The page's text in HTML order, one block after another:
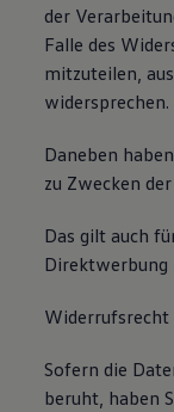
der
Falle des
mitzuteilen,
widersprechen.
Daneben
zu Zwecken
Das gilt auch
Direktwerbung
Widerrufsrecht
Sofern die
beruht, haben